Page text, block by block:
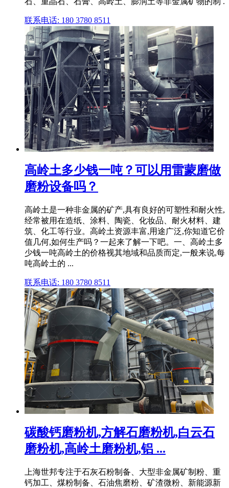
联系电话: 180 3780 8511
高岭土多少钱一吨？可以用雷蒙磨做
磨粉设备吗？
高岭土是一种非金属的矿产,具有良好的可塑性和耐火性,
经常被用在造纸、涂料、陶瓷、化妆品、耐火材料、建
筑、化工等行业。高岭土资源丰富,用途广泛,你知道它价
值几何,如何生产吗？一起来了解一下吧。一、高岭土多
少钱一吨高岭土的价格视其地域和品质而定,一般来说,每
吨高岭土的 ...
联系电话: 180 3780 8511
碳酸钙磨粉机,方解石磨粉机,白云石
磨粉机,高岭土磨粉机,铝 ...
上海世邦专注于石灰石粉制备、大型非金属矿制粉、重
钙加工、煤粉制备、石油焦磨粉、矿渣微粉、新能源新